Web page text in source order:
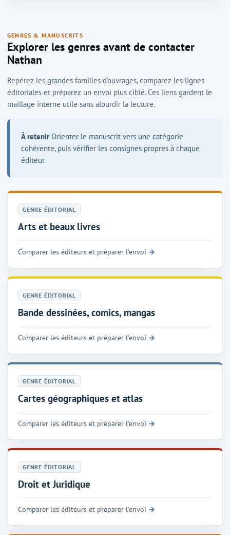
GENRES & MANUSCRITS
Explorer les genres avant de contacter
Nathan
Repérez les grandes familles d'ouvrages, comparez les lignes
éditoriales et préparez un envoi plus ciblé. Ces liens gardent le
maillage interne utile sans alourdir la lecture.
À retenir Orienter le manuscrit vers une catégorie
cohérente, puis vérifier les consignes propres à chaque
éditeur.
GENRE ÉDITORIAL
Arts et beaux livres
Comparer les éditeurs et préparer l'envoi
GENRE ÉDITORIAL
Bande dessinées, comics, mangas
Comparer les éditeurs et préparer l'envoi
GENRE ÉDITORIAL
Cartes géographiques et atlas
Comparer les éditeurs et préparer l'envoi
GENRE ÉDITORIAL
Droit et Juridique
Comparer les éditeurs et préparer l'envoi